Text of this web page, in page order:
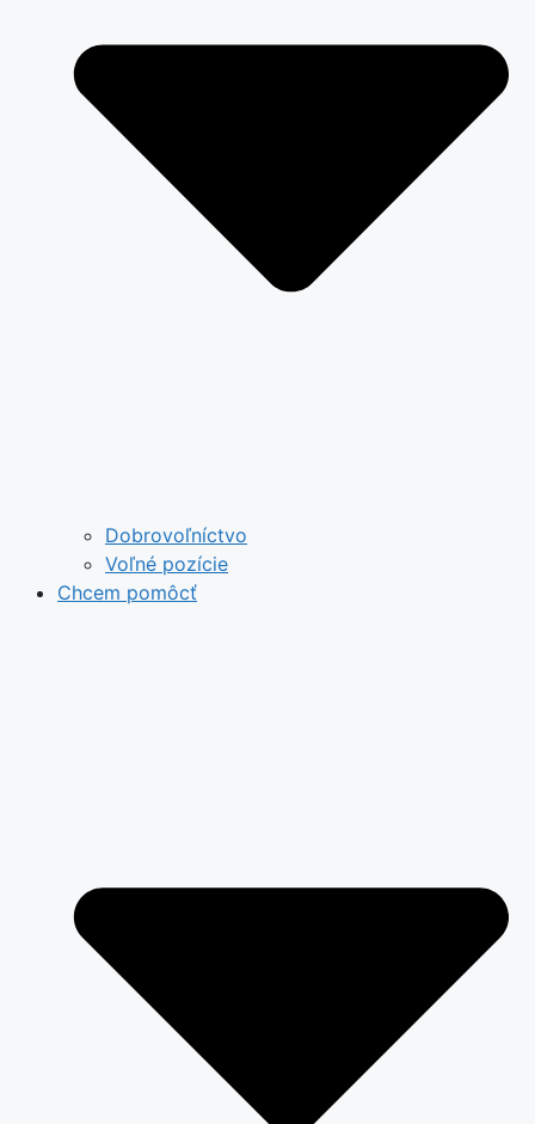
Dobrovoľníctvo
Voľné pozície
Chcem pomôcť